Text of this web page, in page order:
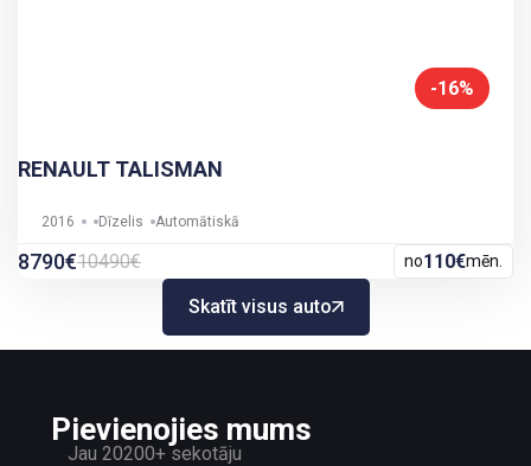
-16%
RENAULT TALISMAN
2016 Dīzelis Automātiskā
8790€10490€ no110€mēn.
Skatīt visus auto
Pievienojies mums
Jau 20200+ sekotāju